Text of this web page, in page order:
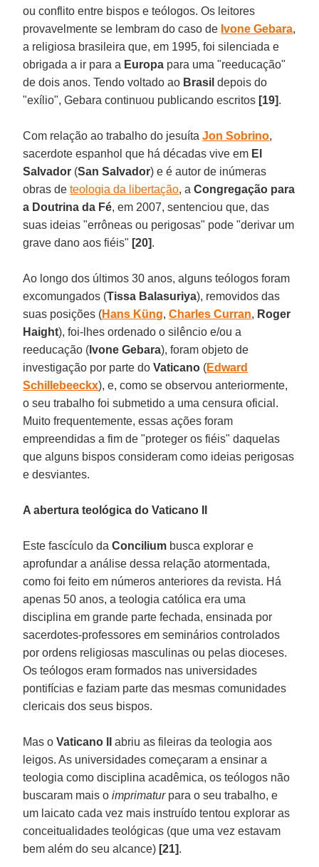
ou conflito entre bispos e teólogos. Os leitores
provavelmente se lembram do caso de Ivone Gebara,
a religiosa brasileira que, em 1995, foi silenciada e
obrigada a ir para a Europa para uma "reeducação"
de dois anos. Tendo voltado ao Brasildepois do
"exílio", Gebara continuou publicando escritos [19].
Com relação ao trabalho do jesuítaJon Sobrino,
sacerdote espanhol que há décadas vive em El
Salvador (San Salvador) e é autor de inúmeras
obras deteologia da libertação, aCongregação para
a Doutrina da Fé, em 2007, sentenciou que, das
suas ideias "errôneas ou perigosas" pode "derivar um
grave dano aos fiéis" [20].
Ao longo dos últimos 30 anos, alguns teólogos foram
excomungados (Tissa Balasuriya), removidos das
suas posições (Hans Küng,Charles Curran, Roger
Haight), foi-lhes ordenado o silêncio e/ou a
reeducação ( Ivone Gebara), foram objeto de
investigação por parte doVaticano (Edward
Schillebeeckx), e, como se observou anteriormente,
o seu trabalho foi submetido a uma censura oficial.
Muito frequentemente, essas ações foram
empreendidas a fim de "proteger os fiéis" daquelas
que alguns bispos consideram como ideias perigosas
e desviantes.
A abertura teológica do Vaticano II
Este fascículo daConcilium busca explorar e
aprofundar a análise dessa relação atormentada,
como foi feito em números anteriores da revista. Há
apenas 50 anos, a teologia católica era uma
disciplina em grande parte fechada, ensinada por
sacerdotes-professores em seminários controlados
por ordens religiosas masculinas ou pelas dioceses.
Os teólogos eram formados nas universidades
pontifícias e faziam parte das mesmas comunidades
clericais dos seus bispos.
Mas oVaticano IIabriu as fileiras da teologia aos
leigos. As universidades começaram a ensinar a
teologia como disciplina acadêmica, os teólogos não
buscaram mais oimprimaturpara o seu trabalho, e
um laicato cada vez mais instruído tentou explorar as
conceitualidades teológicas (que uma vez estavam
bem além do seu alcance) [21].